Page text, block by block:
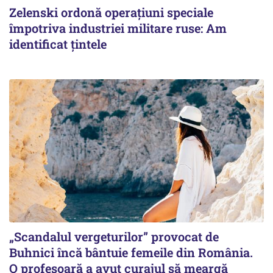
Zelenski ordonă operațiuni speciale
împotriva industriei militare ruse: Am
identificat țintele
„Scandalul vergeturilor” provocat de
Buhnici încă bântuie femeile din România.
O profesoară a avut curajul să meargă